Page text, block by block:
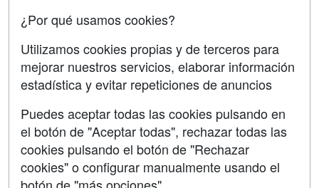
Contactar
Confidencialidad
Aviso legal
Copyleft
¿Por qué usamos cookies?
Utilizamos cookies propias y de terceros para
mejorar nuestros servicios, elaborar información
estadística y evitar repeticiones de anuncios
Puedes aceptar todas las cookies pulsando en
el botón de "Aceptar todas", rechazar todas las
cookies pulsando el botón de "Rechazar
cookies" o configurar manualmente usando el